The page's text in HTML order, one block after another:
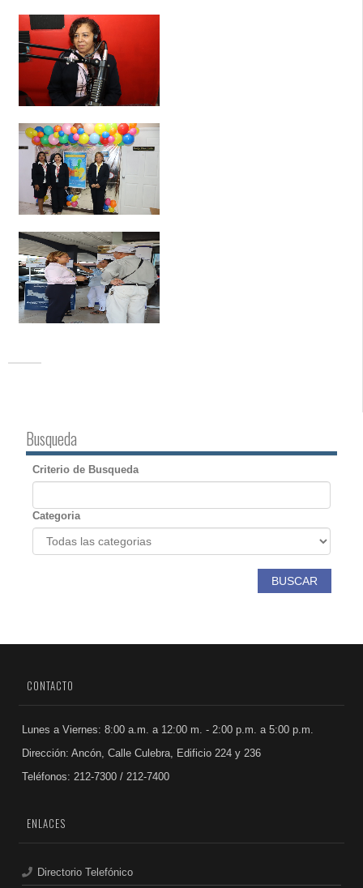
Busqueda
Criterio de Busqueda
Categoria
BUSCAR
CONTACTO
Lunes a Viernes: 8:00 a.m. a 12:00 m. - 2:00 p.m. a 5:00 p.m.
Dirección: Ancón, Calle Culebra, Edificio 224 y 236
Teléfonos: 212-7300 / 212-7400
ENLACES
Directorio Telefónico